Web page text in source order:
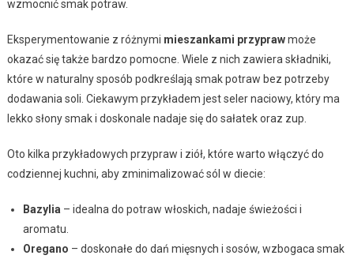
wzmocnić smak potraw.
Eksperymentowanie z różnymi mieszankami przyprawmoże
okazać się także bardzo pomocne. Wiele z nich zawiera składniki,
które w naturalny sposób podkreślają smak potraw bez potrzeby
dodawania soli. Ciekawym przykładem jest seler naciowy, który ma
lekko słony smak i doskonale nadaje się do sałatek oraz zup.
Oto kilka przykładowych przypraw i ziół, które warto włączyć do
codziennej kuchni, aby zminimalizować sól w diecie:
Bazylia – idealna do potraw włoskich, nadaje świeżości i
aromatu.
Oregano – doskonałe do dań mięsnych i sosów, wzbogaca smak